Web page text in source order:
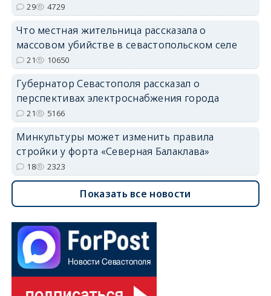
29 4729
Что местная жительница рассказала о
массовом убийстве в севастопольском селе
21 10650
Губернатор Севастополя рассказал о
перспективах электроснабжения города
21 5166
Минкультуры может изменить правила
стройки у форта «Северная Балаклава»
18 2323
Показать все новости